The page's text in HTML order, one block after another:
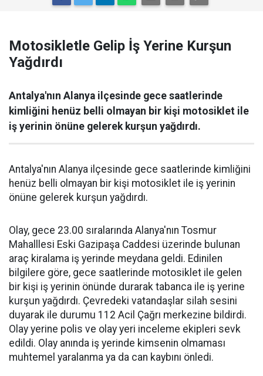
Motosikletle Gelip İş Yerine Kurşun
Yağdırdı
Antalya'nın Alanya ilçesinde gece saatlerinde
kimliğini henüz belli olmayan bir kişi motosiklet ile
iş yerinin önüne gelerek kurşun yağdırdı.
Antalya'nın Alanya ilçesinde gece saatlerinde kimliğini
henüz belli olmayan bir kişi motosiklet ile iş yerinin
önüne gelerek kurşun yağdırdı.
Olay, gece 23.00 sıralarında Alanya'nın Tosmur
Mahalllesi Eski Gazipaşa Caddesi üzerinde bulunan
araç kiralama iş yerinde meydana geldi. Edinilen
bilgilere göre, gece saatlerinde motosiklet ile gelen
bir kişi iş yerinin önünde durarak tabanca ile iş yerine
kurşun yağdırdı. Çevredeki vatandaşlar silah sesini
duyarak ile durumu 112 Acil Çağrı merkezine bildirdi.
Olay yerine polis ve olay yeri inceleme ekipleri sevk
edildi. Olay anında iş yerinde kimsenin olmaması
muhtemel yaralanma ya da can kaybını önledi.